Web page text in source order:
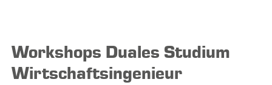
Workshops Duales Studium
Wirtschaftsingenieur